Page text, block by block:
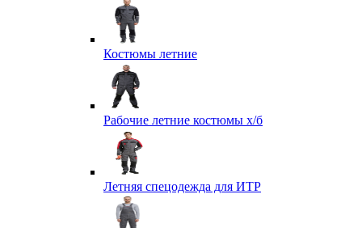
Костюмы летние
Рабочие летние костюмы х/б
Летняя спецодежда для ИТР